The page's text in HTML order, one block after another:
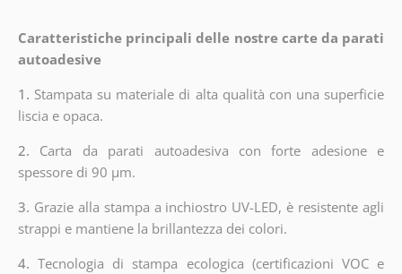
Caratteristiche principali delle nostre carte da parati
autoadesive
1. Stampata su materiale di alta qualità con una superficie
liscia e opaca.
2. Carta da parati autoadesiva con forte adesione e
spessore di 90 µm.
3. Grazie alla stampa a inchiostro UV-LED, è resistente agli
strappi e mantiene la brillantezza dei colori.
4.Tecnologia di stampa ecologica (certificazioni VOC e